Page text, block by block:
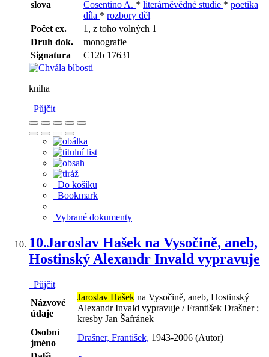
slova
Cosentino A. * literárněvědné studie * poetika
díla * rozbory děl
Počet ex.
1, z toho volných 1
Druh dok.
monografie
Signatura
C12b 17631
kniha
Půjčit
Do košíku
Bookmark
Vybrané dokumenty
10.Jaroslav Hašek na Vysočině, aneb,
Hostinský Alexandr Invald vypravuje
Půjčit
Názvové
údaje
Jaroslav Hašek na Vysočině, aneb, Hostinský
Alexandr Invald vypravuje / František Drašner ;
kresby Jan Šafránek
Osobní
jméno
Drašner, František, 1943-2006 (Autor)